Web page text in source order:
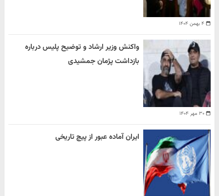
۴ بهمن ۱۴۰۴
۳۰ مهر ۱۴۰۴
واکنش وزیر ارشاد و توضیح پلیس درباره
بازداشت پژمان جمشیدی
ایران آماده عبور از پیچ تاریخی